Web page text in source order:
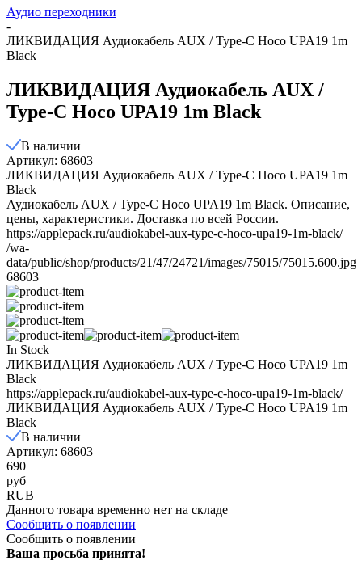
Аудио переходники
-
ЛИКВИДАЦИЯ Аудиокабель AUX / Type-C Hoco UPA19 1m
Black
ЛИКВИДАЦИЯ Аудиокабель AUX /
Type-C Hoco UPA19 1m Black
В наличии
Артикул: 68603
ЛИКВИДАЦИЯ Аудиокабель AUX / Type-C Hoco UPA19 1m
Black
Аудиокабель AUX / Type-C Hoco UPA19 1m Black. Описание,
цены, характеристики. Доставка по всей России.
https://applepack.ru/audiokabel-aux-type-c-hoco-upa19-1m-black/
/wa-
data/public/shop/products/21/47/24721/images/75015/75015.600.jpg
68603
In Stock
ЛИКВИДАЦИЯ Аудиокабель AUX / Type-C Hoco UPA19 1m
Black
https://applepack.ru/audiokabel-aux-type-c-hoco-upa19-1m-black/
ЛИКВИДАЦИЯ Аудиокабель AUX / Type-C Hoco UPA19 1m
Black
В наличии
Артикул: 68603
690
руб
RUB
Данного товара временно нет на складе
Сообщить о появлении
Сообщить о появлении
Ваша просьба принята!